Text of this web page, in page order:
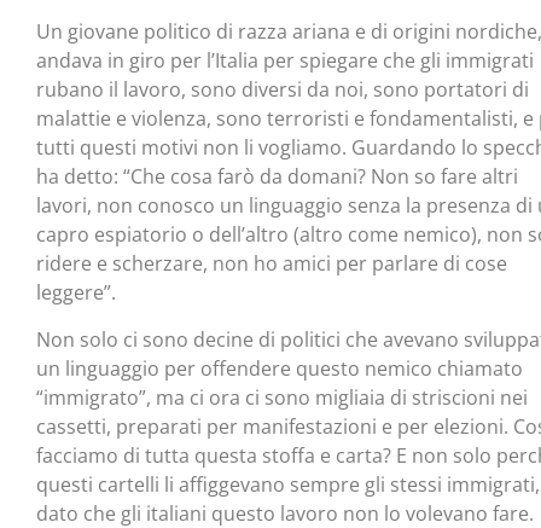
Un giovane politico di razza ariana e di origini nordiche,
andava in giro per l’Italia per spiegare che gli immigrati
rubano il lavoro, sono diversi da noi, sono portatori di
malattie e violenza, sono terroristi e fondamentalisti, e
tutti questi motivi non li vogliamo. Guardando lo
ha detto: “Che cosa farò da domani? Non so fare altri
lavori, non conosco un linguaggio senza la presenza di
capro espiatorio o dell’altro (altro come nemico), non
ridere e scherzare, non ho amici per parlare di cose
leggere”.
Non solo ci sono decine di politici che avevano
un linguaggio per offendere questo nemico chiamato
“immigrato”, ma ci ora ci sono migliaia di striscioni nei
cassetti, preparati per manifestazioni e per elezioni.
facciamo di tutta questa stoffa e carta? E non solo
questi cartelli li affiggevano sempre gli stessi immigrati,
dato che gli italiani questo lavoro non lo volevano fare.